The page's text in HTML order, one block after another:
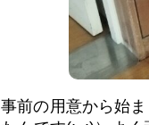
事前の用意から始